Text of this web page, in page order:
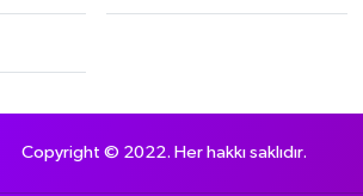
Copyright © 2022. Her hakkı saklıdır.